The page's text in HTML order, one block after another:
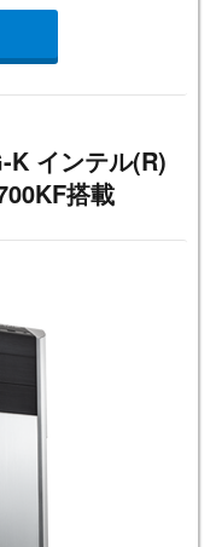
K インテル(R)
搭載